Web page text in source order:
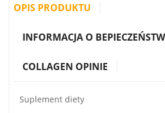
OPIS PRODUKTU
INFORMACJA O
COLLAGEN OPINIE
Suplement diety